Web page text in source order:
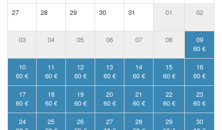
27
28 29 30 31 01 02
03 04 05 06 07 08
09
60 €
10
60 €
11
60 €
12
60 €
13
60 €
14
60 €
15
60 €
16
60 €
17
60 €
18
60 €
19
60 €
20
60 €
21
60 €
22
60 €
23
60 €
24
25
26
27
28
29
30